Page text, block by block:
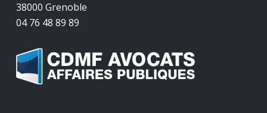
38000 Grenoble
04 76 48 89 89